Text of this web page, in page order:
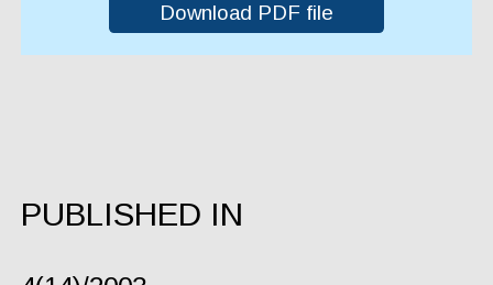
Download PDF file
PUBLISHED IN